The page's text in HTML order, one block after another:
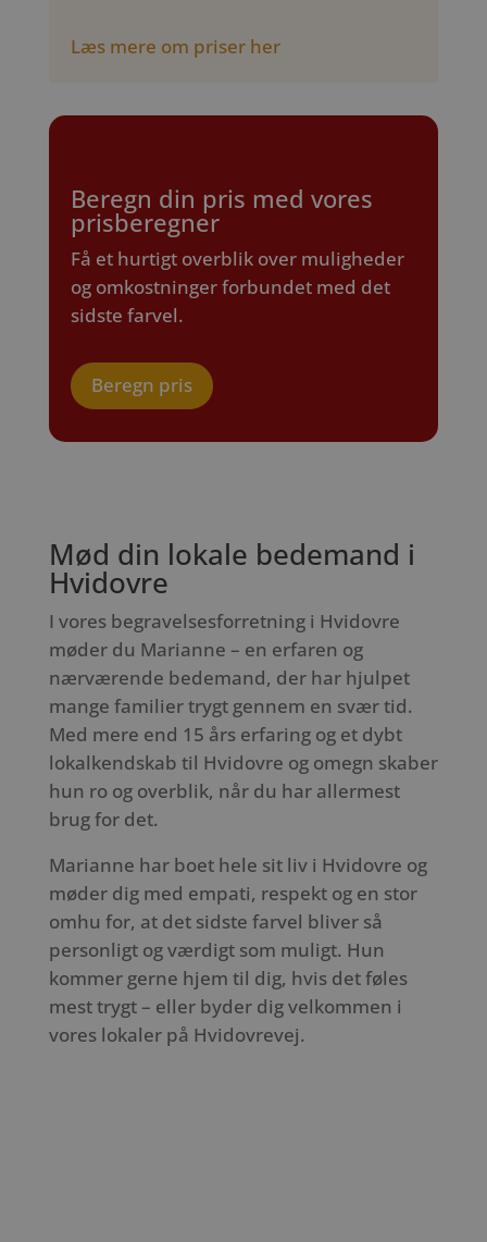
Læs mere om priser her
Beregn din pris med vores
prisberegner
Få et hurtigt overblik over muligheder
og omkostninger forbundet med det
sidste farvel.
Beregn pris
Mød din lokale bedemand i
Hvidovre
I vores begravelsesforretning i Hvidovre
møder du Marianne – en erfaren og
nærværende bedemand, der har hjulpet
mange familier trygt gennem en svær tid.
Med mere end 15 års erfaring og et dybt
lokalkendskab til Hvidovre og omegn skaber
hun ro og overblik, når du har allermest
brug for det.
Marianne har boet hele sit liv i Hvidovre og
møder dig med empati, respekt og en stor
omhu for, at det sidste farvel bliver så
personligt og værdigt som muligt. Hun
kommer gerne hjem til dig, hvis det føles
mest trygt – eller byder dig velkommen i
vores lokaler på Hvidovrevej.